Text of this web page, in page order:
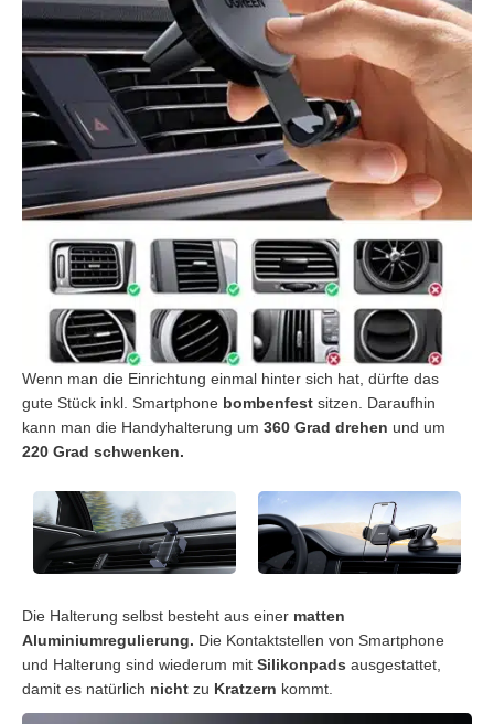
Wenn man die Einrichtung einmal hinter sich hat, dürfte das
gute Stück inkl. Smartphone bombenfest sitzen. Daraufhin
kann man die Handyhalterung um 360 Grad drehen und um
220 Grad schwenken.
Die Halterung selbst besteht aus einer matten
Aluminiumregulierung. Die Kontaktstellen von Smartphone
und Halterung sind wiederum mit Silikonpads ausgestattet,
damit es natürlich nicht zu Kratzern kommt.